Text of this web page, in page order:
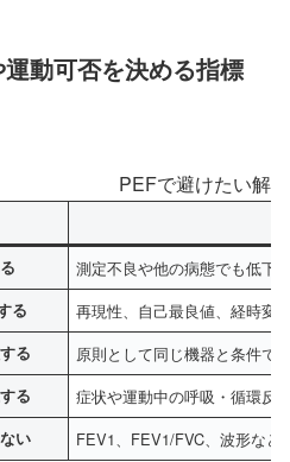
動可否を決める指標
PEFで避けたい解釈
測定不良や他の病態でも低下
る 再現性、自己最良値、経時変
る 原則として同じ機器と条件で
る 症状や運動中の呼吸・循環反
い FEV1、FEV1/FVC、波形など